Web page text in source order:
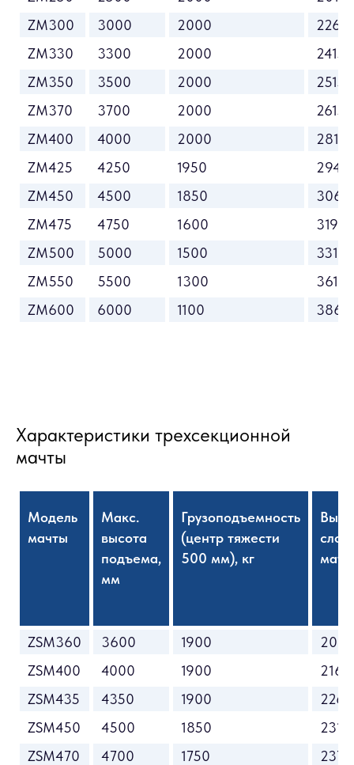
ZM300
3000 2000
2265
ZM330
3300 2000
2415
ZM350
3500 2000
2515
ZM370
3700 2000
2615
ZM400
4000 2000
2815
ZM425
4250 1950
2940
ZM450
4500 1850
3065
ZM475
4750 1600
3190
ZM500
5000 1500
3315
ZM550
5500 1300
3615
ZM600
6000 1100 3865
Характеристики трехсекционной
мачты
Модель
мачты
Макс.
высота
подъема,
мм
Грузоподъемность
(центр тяжести
500 мм), кг
ZSM360 3600 1900
2015
ZSM400
4000 1900
2165
ZSM435
4350 1900
2265
ZSM450
4500 1850
2315
ZSM470
4700 1750
2375